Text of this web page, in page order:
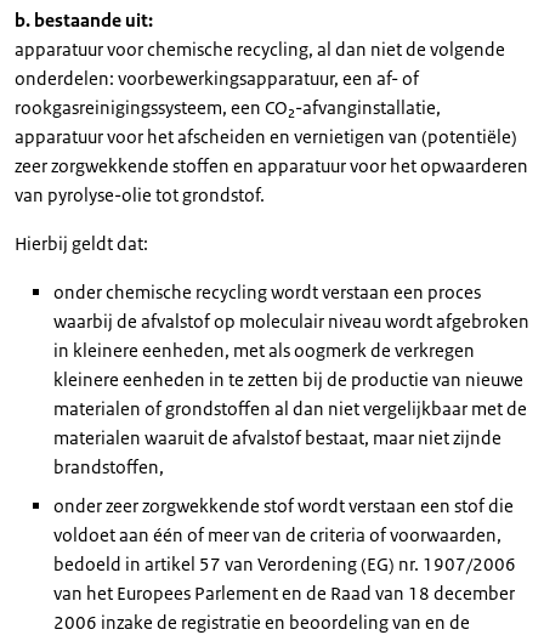
b. bestaande uit:
apparatuur voor chemische recycling, al dan niet de volgende
onderdelen: voorbewerkingsapparatuur, een af- of
rookgasreinigingssysteem, een CO₂-afvanginstallatie,
apparatuur voor het afscheiden en vernietigen van (potentiële)
zeer zorgwekkende stoffen en apparatuur voor het opwaarderen
van pyrolyse-olie tot grondstof.
Hierbij geldt dat:
onder chemische recycling wordt verstaan een proces
waarbij de afvalstof op moleculair niveau wordt afgebroken
in kleinere eenheden, met als oogmerk de verkregen
kleinere eenheden in te zetten bij de productie van nieuwe
materialen of grondstoffen al dan niet vergelijkbaar met de
materialen waaruit de afvalstof bestaat, maar niet zijnde
brandstoffen,
onder zeer zorgwekkende stof wordt verstaan een stof die
voldoet aan één of meer van de criteria of voorwaarden,
bedoeld in artikel 57 van Verordening (EG) nr. 1907/2006
van het Europees Parlement en de Raad van 18 december
2006 inzake de registratie en beoordeling van en de